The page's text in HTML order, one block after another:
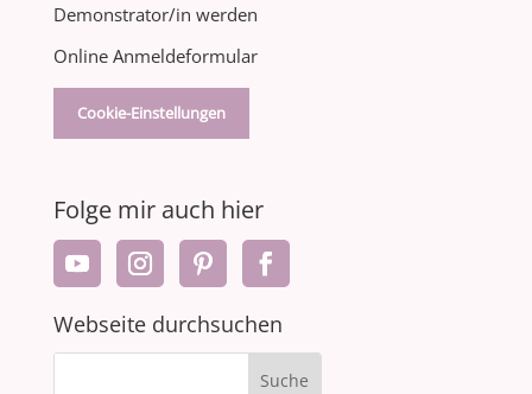
Demonstrator/in werden
Online Anmeldeformular
Cookie-Einstellungen
Folge mir auch hier
Webseite durchsuchen